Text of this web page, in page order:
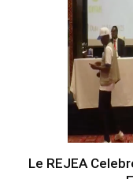
Le REJEA